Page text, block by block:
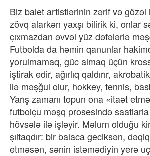
Biz balet artistlərinin zərif və gözəl
zövq alarkən yaxşı bilirik ki, onlar
çıxmazdan əvvəl yüz dəfələrlə
Futbolda da həmin qanunlar
yorulmamaq, güc almaq üçün
iştirak edir, ağırlıq qaldırır,
ilə məşğul olur, hokkey, tennis,
Yarış zamanı topun ona «itaət
futbolçu məşq prosesində
hövsələ ilə işləyir. Məlum olduğu
şıltaqdır: bir balaca geciksən,
etməsən, sənin istəmədiyin yerə